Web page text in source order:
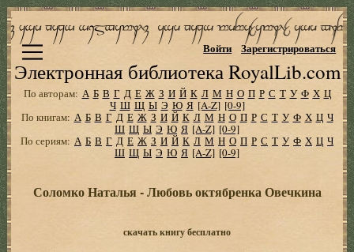
Электронная библиотека RoyalLib.com
Войти Зарегистрироваться
По авторам: А Б В Г Д Е Ж З И Й К Л М Н О П Р С Т У Ф Х Ц
Ч Ш Щ Ы Э Ю Я [A-Z] [0-9]
По книгам: А Б В Г Д Е Ж З И Й К Л М Н О П Р С Т У Ф Х Ц Ч
Ш Щ Ы Э Ю Я [A-Z] [0-9]
По сериям: А Б В Г Д Е Ж З И Й К Л М Н О П Р С Т У Ф Х Ц Ч
Ш Щ Ы Э Ю Я [A-Z] [0-9]
Соломко Наталья - Любовь октябренка Овечкина
скачать книгу бесплатно